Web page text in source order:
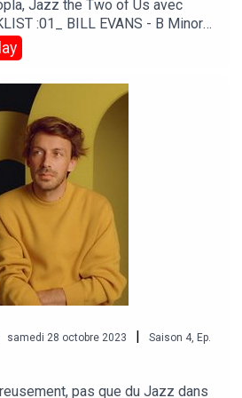
Jazz the Two of Us avec
:01_ BILL EVANS - B Minor
WYATT - Sea Song03_
Suck Young Blood04_
- No-Deposit Love05_ BRUCE
RANGE - The Show Goes On06_
07_ KEITH
November 5, 197608_ PAUL
Part I09_ MAURICE RAVEL -
pour une infante défunte10_ PHIL
Me Is Easy
samedi 28 octobre 2023 | Saison 4, Ep.
pas que du Jazz dans